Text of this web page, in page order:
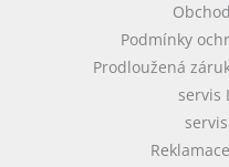
Podmínky
Prodloužená
servis